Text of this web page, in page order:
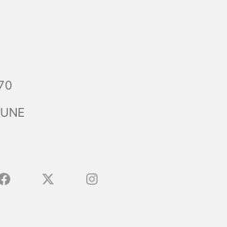
Ir a FacebookIr a X (Ex-Twitter)
Ir a